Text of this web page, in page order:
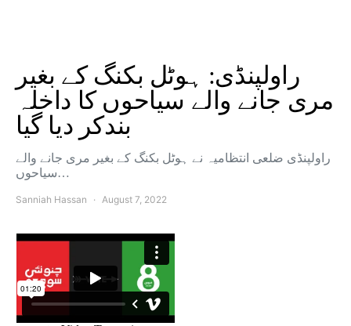
راولپنڈی: ہوٹل بکنگ کے بغیر
مری جانے والے سیاحوں کا داخلہ
بندکر دیا گیا
راولپنڈی ضلعی انتظامیہ نے ہوٹل بکنگ کے بغیر مری جانے والے
سیاحوں…
Sanniah Hassan August 7, 2022